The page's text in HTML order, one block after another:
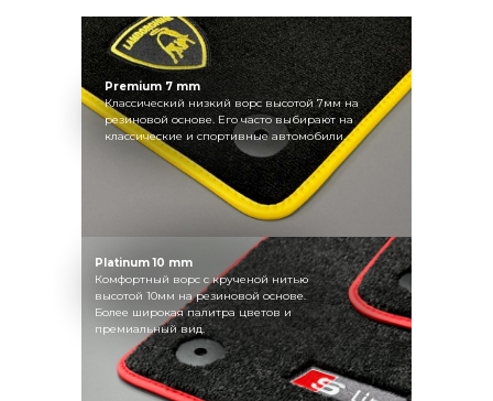
Premium 7 mm
Классический низкий ворс высотой 7мм на
резиновой основе. Его часто выбирают на
классические и спортивные автомобили.
Platinum 10 mm
Комфортный ворс с крученой нитью
высотой 10мм на резиновой основе.
Более широкая палитра цветов и
премиальный вид.